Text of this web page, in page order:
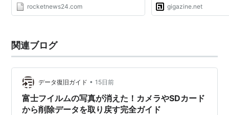
rocketnews24.com gigazine.net
関連ブログ
データ復旧ガイド • 15日前
富士フイルムの写真が消えた！カメラやSDカード
から削除データを取り戻す完全ガイド